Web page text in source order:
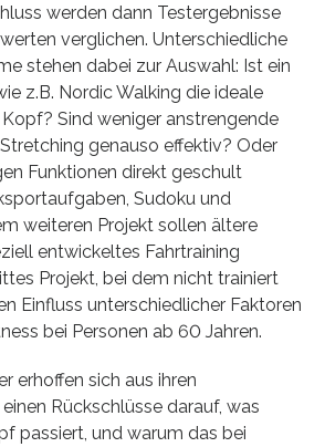
werden dann Testergebnisse
verglichen. Unterschiedliche
stehen dabei zur Auswahl: Ist ein
z.B. Nordic Walking die ideale
Sind weniger anstrengende
genauso effektiv? Oder
Funktionen direkt geschult
Sudoku und
weiteren Projekt sollen ältere
entwickeltes Fahrtraining
Projekt, bei dem nicht trainiert
Einfluss unterschiedlicher Faktoren
bei Personen ab 60 Jahren.
erhoffen sich aus ihren
Rückschlüsse darauf, was
passiert, und warum das bei